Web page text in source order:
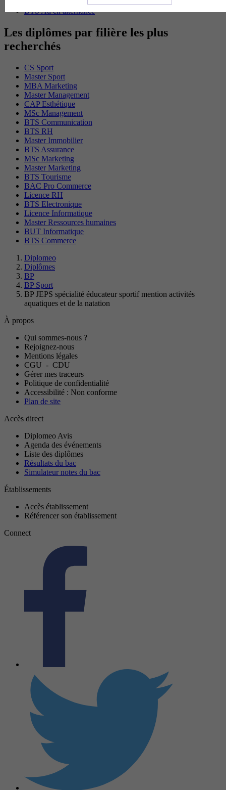
BTS Ati en alternance
Les diplômes par filière les plus
recherchés
CS Sport
Master Sport
MBA Marketing
Master Management
CAP Esthétique
MSc Management
BTS Communication
BTS RH
Master Immobilier
BTS Assurance
MSc Marketing
Master Marketing
BTS Tourisme
BAC Pro Commerce
Licence RH
BTS Electronique
Licence Informatique
Master Ressources humaines
BUT Informatique
BTS Commerce
Diplomeo
Diplômes
BP
BP Sport
BP JEPS spécialité éducateur sportif mention activités
aquatiques et de la natation
À propos
Qui sommes-nous ?
Rejoignez-nous
Mentions légales
CGU - CDU
Gérer mes traceurs
Politique de confidentialité
Accessibilité : Non conforme
Plan de site
Accès direct
Diplomeo Avis
Agenda des événements
Liste des diplômes
Résultats du bac
Simulateur notes du bac
Établissements
Accès établissement
Référencer son établissement
Connect